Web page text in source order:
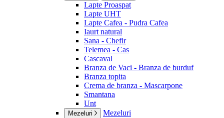
Lapte Proaspat
Lapte UHT
Lapte Cafea - Pudra Cafea
Iaurt natural
Sana - Chefir
Telemea - Cas
Cascaval
Branza de Vaci - Branza de burduf
Branza topita
Crema de branza - Mascarpone
Smantana
Unt
Mezeluri Mezeluri